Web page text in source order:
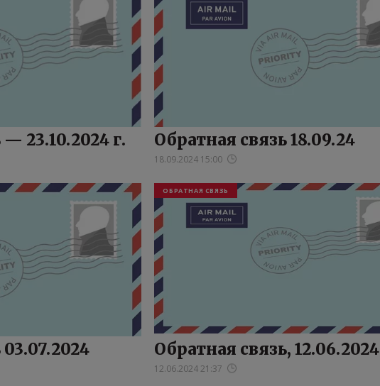
23.10.2024 г. Обратная связь 18.09.24
18.09.2024 15:00
ОБРАТНАЯ СВЯЗЬ
Обратная связь, 12.06.2024
12.06.2024 21:37